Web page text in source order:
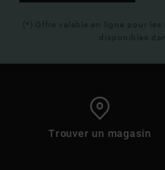
(*) Offre valable en ligne pour
disponibles
Trouver un magasin